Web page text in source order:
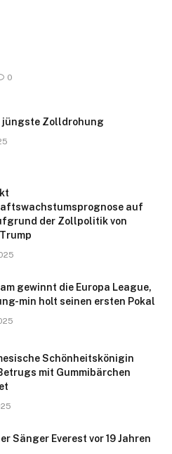
0
jüngste Zolldrohung
auf
der Zollpolitik von
gewinnt die Europa League,
min holt seinen ersten Pokal
Schönheitskönigin
mit Gummibärchen
Sänger Everest vor 19 Jahren